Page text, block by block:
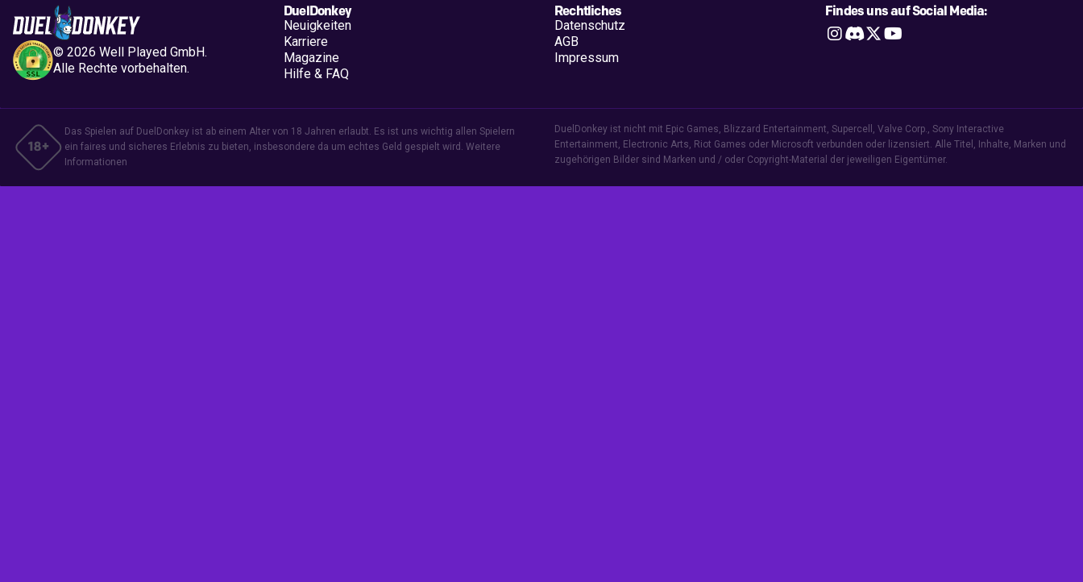
© 2026 Well Played GmbH.
Alle Rechte vorbehalten.
DuelDonkey
Neuigkeiten
Karriere
Magazine
Hilfe & FAQ
Rechtliches
Datenschutz
AGB
Impressum
Findes uns auf Social Media:
 
Das Spielen auf DuelDonkey ist ab einem Alter von 18 Jahren erlaubt. Es ist uns wichtig allen Spielern
ein faires und sicheres Erlebnis zu bieten, insbesondere da um echtes Geld gespielt wird. Weitere
Informationen
DuelDonkey ist nicht mit Epic Games, Blizzard Entertainment, Supercell, Valve Corp., Sony Interactive
Entertainment, Electronic Arts, Riot Games oder Microsoft verbunden oder lizensiert. Alle Titel, Inhalte, Marken und
zugehörigen Bilder sind Marken und / oder Copyright-Material der jeweiligen Eigentümer.